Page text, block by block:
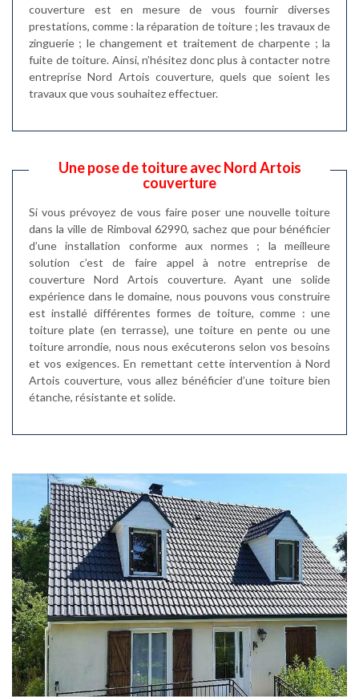
couverture est en mesure de vous fournir diverses
prestations, comme : la réparation de toiture ; les travaux de
zinguerie ; le changement et traitement de charpente ; la
fuite de toiture. Ainsi, n’hésitez donc plus à contacter notre
entreprise Nord Artois couverture, quels que soient les
travaux que vous souhaitez effectuer.
Une pose de toiture avec Nord Artois
couverture
Si vous prévoyez de vous faire poser une nouvelle toiture
dans la ville de Rimboval 62990, sachez que pour bénéficier
d’une installation conforme aux normes ; la meilleure
solution c’est de faire appel à notre entreprise de
couverture Nord Artois couverture. Ayant une solide
expérience dans le domaine, nous pouvons vous construire
est installé différentes formes de toiture, comme : une
toiture plate (en terrasse), une toiture en pente ou une
toiture arrondie, nous nous exécuterons selon vos besoins
et vos exigences. En remettant cette intervention à Nord
Artois couverture, vous allez bénéficier d’une toiture bien
étanche, résistante et solide.